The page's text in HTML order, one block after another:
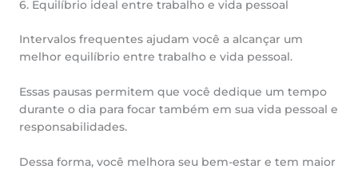
6. Equilíbrio ideal entre trabalho e vida pessoal
Intervalos frequentes ajudam você a alcançar um
melhor equilíbrio entre trabalho e vida pessoal.
Essas pausas permitem que você dedique um tempo
durante o dia para focar também em sua vida pessoal e
responsabilidades.
Dessa forma, você melhora seu bem-estar e tem maior